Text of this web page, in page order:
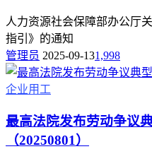
人力资源社会保障部办公厅
指引》的通知
管理员 2025-09-131,998
企业用工
最高法院发布劳动争议
（20250801）